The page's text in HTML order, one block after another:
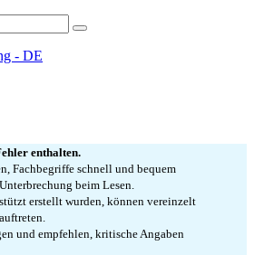
- DE
enthalten.
Fachbegriffe schnell und bequem
beim Lesen.
erstellt wurden, können vereinzelt
und empfehlen, kritische Angaben